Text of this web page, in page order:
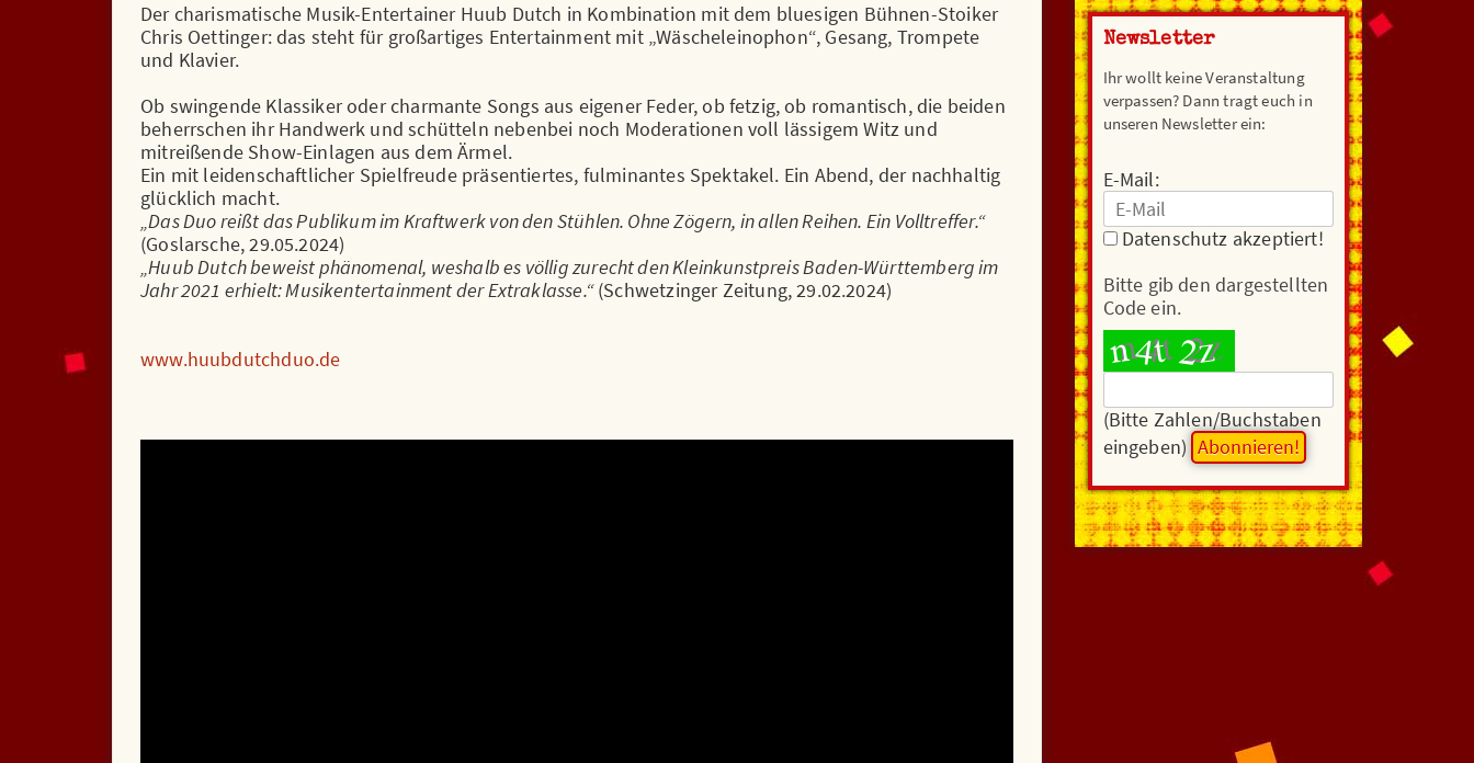
Der charismatische Musik-Entertainer Huub Dutch in Kombination mit dem bluesigen Bühnen-Stoiker
Chris Oettinger: das steht für großartiges Entertainment mit „Wäscheleinophon“, Gesang, Trompete
und Klavier.
Ob swingende Klassiker oder charmante Songs aus eigener Feder, ob fetzig, ob romantisch, die beiden
beherrschen ihr Handwerk und schütteln nebenbei noch Moderationen voll lässigem Witz und
mitreißende Show-Einlagen aus dem Ärmel.
Ein mit leidenschaftlicher Spielfreude präsentiertes, fulminantes Spektakel. Ein Abend, der nachhaltig
glücklich macht.
„Das Duo reißt das Publikum im Kraftwerk von den Stühlen. Ohne Zögern, in allen Reihen. Ein Volltreffer.“
(Goslarsche, 29.05.2024)
„Huub Dutch beweist phänomenal, weshalb es völlig zurecht den Kleinkunstpreis Baden-Württemberg im
Jahr 2021 erhielt: Musikentertainment der Extraklasse.“(Schwetzinger Zeitung, 29.02.2024)
www.huubdutchduo.de
Newsletter
Ihr wollt keine Veranstaltung
verpassen? Dann tragt euch in
unseren Newsletter ein:
E-Mail:
Datenschutz akzeptiert!
Bitte gib den dargestellten
Code ein.
(Bitte Zahlen/Buchstaben
eingeben)